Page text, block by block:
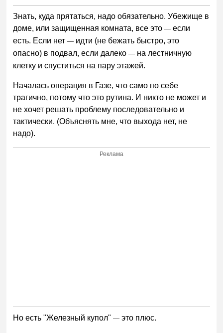
Знать, куда прятаться, надо обязательно. Убежище в
доме, или защищенная комната, все это— если
есть. Если нет— идти (не бежать быстро, это
опасно) в подвал, если далеко— на лестничную
клетку и спуститься на пару этажей.
Началась операция в Газе, что само по себе
трагично, потому что это рутина. И никто не может и
не хочет решать проблему последовательно и
тактически. (Объяснять мне, что выхода нет, не
надо).
Реклама
Но есть "Железный купол"— это плюс.